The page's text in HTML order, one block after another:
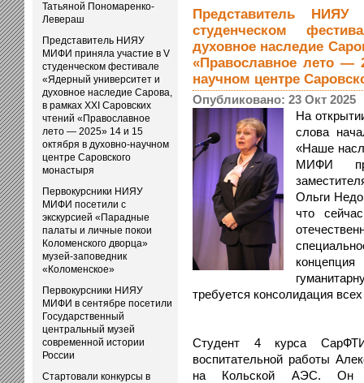
Татьяной Пономаренко-
Левераш
Представитель НИЯУ
МИФИ приняла участие в V
студенческом фестивале
«Ядерный университет и
духовное наследие Сарова,
в рамках XXI Саровских
чтений «Православное
лето — 2025» 14 и 15
октября в духовно-научном
центре Саровского
монастыря
Первокурсники НИЯУ
МИФИ посетили с
экскурсией «Парадные
палаты и личные покои
Коломенского дворца»
музей-заповедник
«Коломенское»
Первокурсники НИЯУ
МИФИ в сентябре посетили
Государственный
центральный музей
современной истории
России
Стартовали конкурсы в
Представитель
студенческом
духовное наследие
«Православное лето —
научном центре
Опубликовано: 23 Окт 2025
На
слова
«Наше
МИФИ
Ольги
что
требуется консолидация
Студент 4 курса
воспитательной работы
на Кольской АЭС. Он